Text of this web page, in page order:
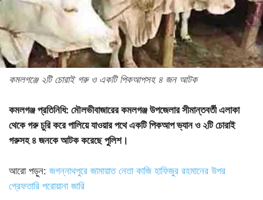
কমলগঞ্জে ২টি চোরাই গরু ও একটি পিকআপসহ ৪ জন আটক
কমলগঞ্জ প্রতিনিধি: মৌলভীবাজারের কমলগঞ্জ উপজেলার সীমান্তবর্তী এলাকা
থেকে গরু চুরি করে পালিয়ে যাওয়ার পথে একটি পিকআপ ভ্যান ও ২টি চোরাই
গরুসহ ৪ জনকে আটক করেছে পুলিশ।
আরো পড়ুন: জগন্নাথপুরে জামায়াত নেতা কাজি হাফিজুর রহমানের উপর
গ্রেফতারি পরোয়ানা জারি